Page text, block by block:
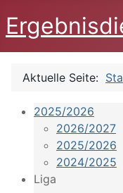
Aktuelle Seite:
2025/2026
2026/2027
2025/2026
2024/2025
Liga